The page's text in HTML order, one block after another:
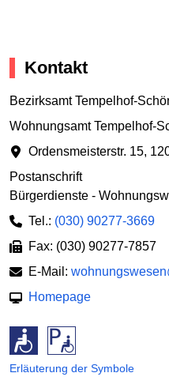
Kontakt
Bezirksamt Tempelhof-
Wohnungsamt Tempelhof-
Ordensmeisterstr. 15,
Postanschrift
Bürgerdienste -
Tel.: (030) 90277-3669
Fax: (030) 90277-7857
E-Mail:
Homepage
Erläuterung der Symbole